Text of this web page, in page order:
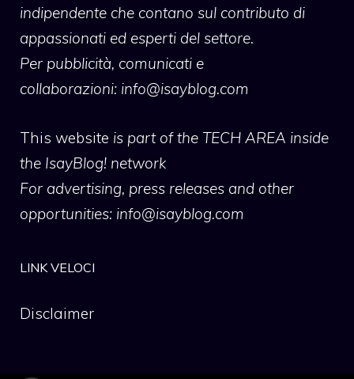
indipendente che contano sul contributo di
appassionati ed esperti del settore.
Per pubblicità, comunicati e
collaborazioni: info@isayblog.com
This website is part of the TECH AREA inside
the IsayBlog! network
For advertising, press releases and other
opportunities: info@isayblog.com
LINK VELOCI
Disclaimer